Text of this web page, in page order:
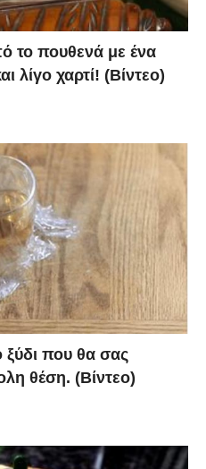
το πουθενά με ένα
λίγο χαρτί! (Βίντεο)
που θα σας
θέση. (Βίντεο)